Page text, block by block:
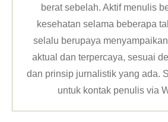
berat sebelah. Aktif menulis
kesehatan selama beberapa
selalu berupaya
aktual dan terpercaya, sesuai
dan prinsip jurnalistik yang ada.
untuk kontak penulis via